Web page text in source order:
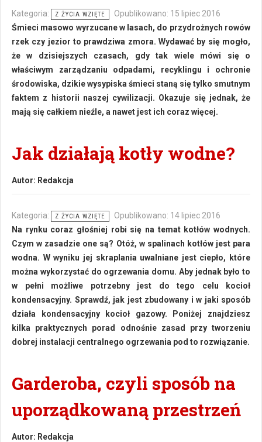
Kategoria: Z ŻYCIA WZIĘTE
Opublikowano: 15 lipiec 2016
Śmieci masowo wyrzucane w lasach, do przydrożnych rowów
rzek czy jezior to prawdziwa zmora. Wydawać by się mogło,
że w dzisiejszych czasach, gdy tak wiele mówi się o
właściwym zarządzaniu odpadami, recyklingu i ochronie
środowiska, dzikie wysypiska śmieci staną się tylko smutnym
faktem z historii naszej cywilizacji. Okazuje się jednak, że
mają się całkiem nieźle, a nawet jest ich coraz więcej.
Jak działają kotły wodne?
Autor: Redakcja
Kategoria: Z ŻYCIA WZIĘTE
Opublikowano: 14 lipiec 2016
Na rynku coraz głośniej robi się na temat kotłów wodnych.
Czym w zasadzie one są? Otóż, w spalinach kotłów jest para
wodna. W wyniku jej skraplania uwalniane jest ciepło, które
można wykorzystać do ogrzewania domu. Aby jednak było to
w pełni możliwe potrzebny jest do tego celu kocioł
kondensacyjny. Sprawdź, jak jest zbudowany i w jaki sposób
działa kondensacyjny kocioł gazowy. Poniżej znajdziesz
kilka praktycznych porad odnośnie zasad przy tworzeniu
dobrej instalacji centralnego ogrzewania pod to rozwiązanie.
Garderoba, czyli sposób na
uporządkowaną przestrzeń
Autor: Redakcja